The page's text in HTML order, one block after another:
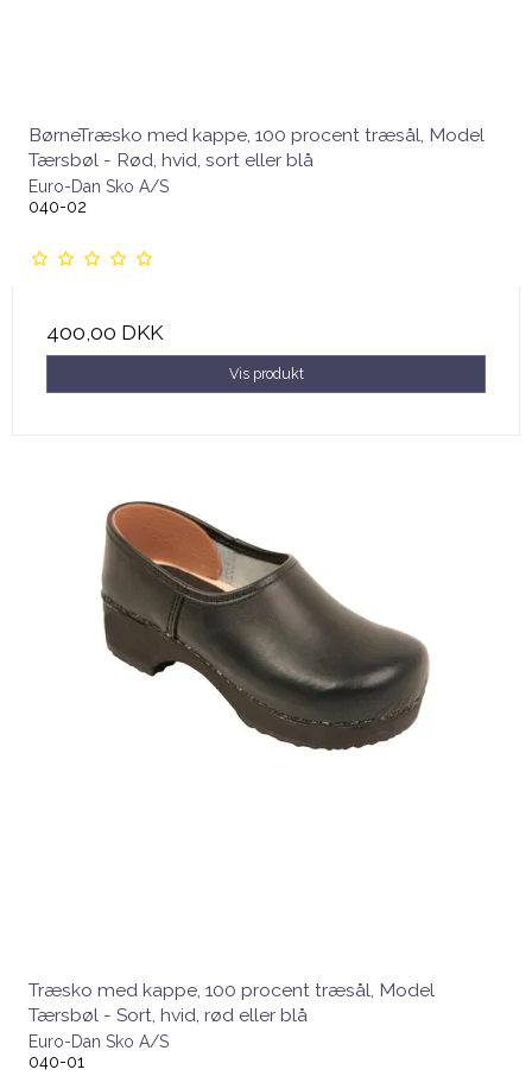
BørneTræsko med kappe, 100 procent træsål, Model
Tærsbøl - Rød, hvid, sort eller blå
Euro-Dan Sko A/S
040-02
400,00 DKK
Vis produkt
Træsko med kappe, 100 procent træsål, Model
Tærsbøl - Sort, hvid, rød eller blå
Euro-Dan Sko A/S
040-01